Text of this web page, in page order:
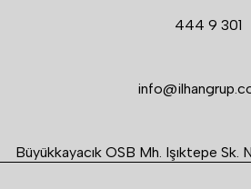
444 9 301
Büyükkayacık OSB Mh. Işıktepe Sk.